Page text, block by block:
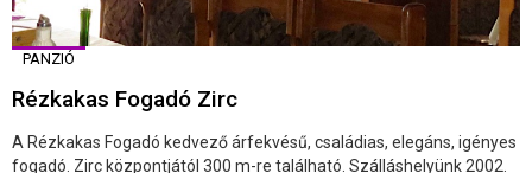
PANZIÓ
Rézkakas Fogadó Zirc
A Rézkakas Fogadó kedvező árfekvésű, családias, elegáns, igényes
fogadó. Zirc központjától 300 m-re található. Szálláshelyünk 2002.